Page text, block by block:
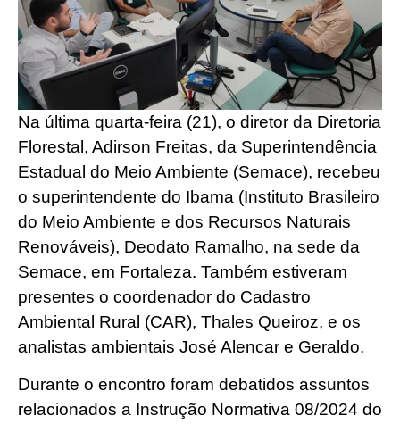
Na última quarta-feira (21), o diretor da Diretoria
Florestal, Adirson Freitas, da Superintendência
Estadual do Meio Ambiente (Semace), recebeu
o superintendente do Ibama (Instituto Brasileiro
do Meio Ambiente e dos Recursos Naturais
Renováveis), Deodato Ramalho, na sede da
Semace, em Fortaleza. Também estiveram
presentes o coordenador do Cadastro
Ambiental Rural (CAR), Thales Queiroz, e os
analistas ambientais José Alencar e Geraldo.
Durante o encontro foram debatidos assuntos
relacionados a Instrução Normativa 08/2024 do